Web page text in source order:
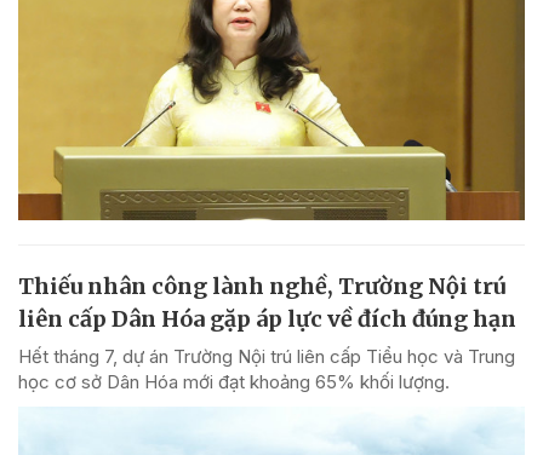
Thiếu nhân công lành nghề, Trường Nội trú
liên cấp Dân Hóa gặp áp lực về đích đúng hạn
Hết tháng 7, dự án Trường Nội trú liên cấp Tiểu học và Trung
học cơ sở Dân Hóa mới đạt khoảng 65% khối lượng.